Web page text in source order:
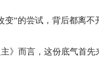
变”的尝试，背后都离不
》而言，这份底气首先